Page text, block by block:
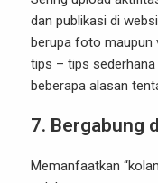
dan publikasi di
berupa foto maupun
tips – tips
beberapa alasan
7. Bergabung
Memanfaatkan